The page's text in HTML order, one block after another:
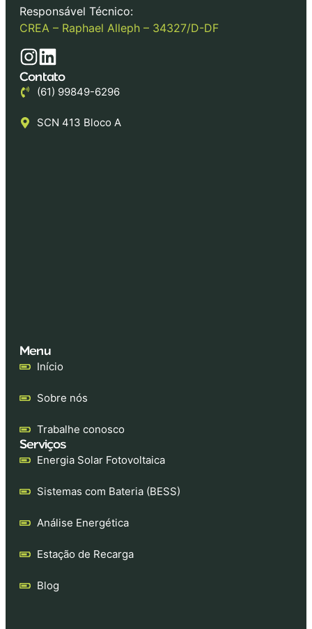
Responsável Técnico:
CREA – Raphael Alleph – 34327/D-DF
Menu
Início
Sobre nós
Trabalhe conosco
Serviços
Energia Solar Fotovoltaica
Sistemas com Bateria (BESS)
Análise Energética
Estação de Recarga
Blog
Contato
(61) 99849-6296
SCN 413 Bloco A